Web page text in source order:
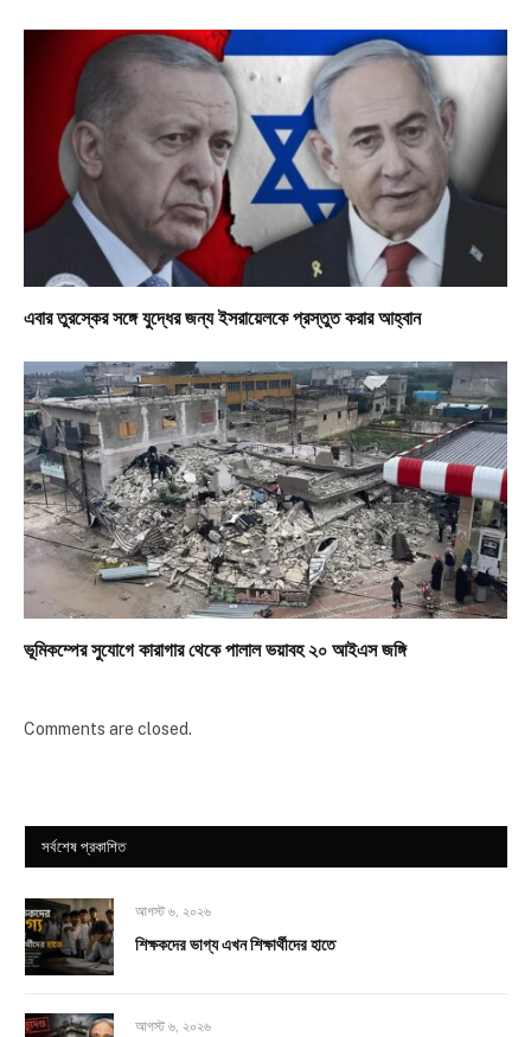
এবার তুরস্কের সঙ্গে যুদ্ধের জন্য ইসরায়েলকে প্রস্তুত করার আহ্বান
ভূমিকম্পের সুযোগে কারাগার থেকে পালাল ভয়াবহ ২০ আইএস জঙ্গি
Comments are closed.
সর্বশেষ প্রকাশিত
আগস্ট ৬, ২০২৬
শিক্ষকদের ভাগ্য এখন শিক্ষার্থীদের হাতে
আগস্ট ৬, ২০২৬